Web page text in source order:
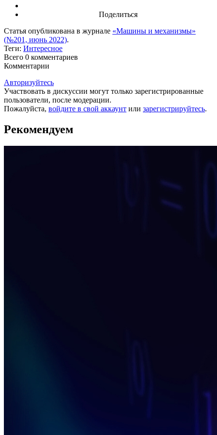
Поделиться
Статья опубликована в журнале «Машины и механизмы»
(№201, июнь 2022).
Теги: Интересное
Всего 0 комментариев
Комментарии
Авторизуйтесь
Участвовать в дискуссии могут только зарегистрированные
пользователи, после модерации.
Пожалуйста, войдите в свой аккаунт или зарегистрируйтесь.
Рекомендуем